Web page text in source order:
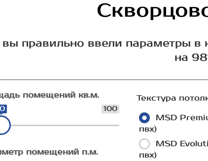
вы правильно ввели параметры в
на
помещений кв.м.
100
помещений п.м.
Текстура
MSD
пвх)
MSD
пвх)